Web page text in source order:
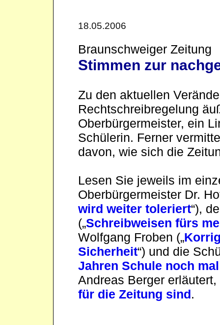
18.05.2006
Braunschweiger Zeitung
Stimmen zur
Zu den aktuellen
Rechtschreibregelung
Oberbürgermeister, ein
Schülerin. Ferner
davon, wie sich die
Lesen Sie jeweils im
Oberbürgermeister Dr.
wird weiter toleriert“),
(„Schreibweisen fürs
Wolfgang Froben („
Sicherheit“) und die
Jahren Schule noch
Andreas Berger
für die Zeitung sind.